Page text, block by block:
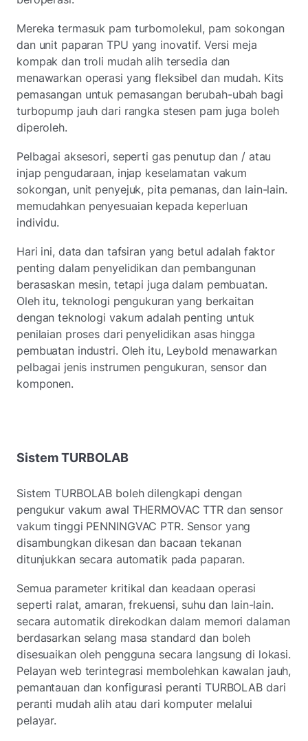
Mereka termasuk pam turbomolekul, pam sokongan
dan unit paparan TPU yang inovatif. Versi meja
kompak dan troli mudah alih tersedia dan
menawarkan operasi yang fleksibel dan mudah. Kits
pemasangan untuk pemasangan berubah-ubah bagi
turbopump jauh dari rangka stesen pam juga boleh
diperoleh.
Pelbagai aksesori, seperti gas penutup dan / atau
injap pengudaraan, injap keselamatan vakum
sokongan, unit penyejuk, pita pemanas, dan lain-lain.
memudahkan penyesuaian kepada keperluan
individu.
Hari ini, data dan tafsiran yang betul adalah faktor
penting dalam penyelidikan dan pembangunan
berasaskan mesin, tetapi juga dalam pembuatan.
Oleh itu, teknologi pengukuran yang berkaitan
dengan teknologi vakum adalah penting untuk
penilaian proses dari penyelidikan asas hingga
pembuatan industri. Oleh itu, Leybold menawarkan
pelbagai jenis instrumen pengukuran, sensor dan
komponen.
Sistem TURBOLAB
Sistem TURBOLAB boleh dilengkapi dengan
pengukur vakum awal THERMOVAC TTR dan sensor
vakum tinggi PENNINGVAC PTR. Sensor yang
disambungkan dikesan dan bacaan tekanan
ditunjukkan secara automatik pada paparan.
Semua parameter kritikal dan keadaan operasi
seperti ralat, amaran, frekuensi, suhu dan lain-lain.
secara automatik direkodkan dalam memori dalaman
berdasarkan selang masa standard dan boleh
disesuaikan oleh pengguna secara langsung di lokasi.
Pelayan web terintegrasi membolehkan kawalan jauh,
pemantauan dan konfigurasi peranti TURBOLAB dari
peranti mudah alih atau dari komputer melalui
pelayar.